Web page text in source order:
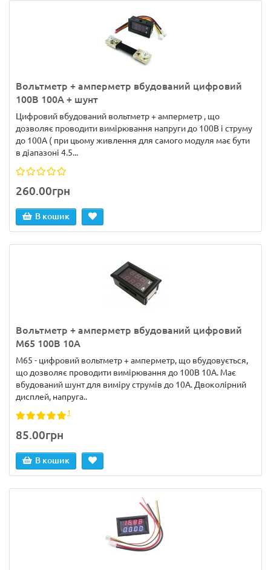
Вольтметр + амперметр вбудований цифровий
100В 100А + шунт
Цифровий вбудований вольтметр + амперметр , що
дозволяє проводити вимірювання напруги до 100В і струму
до 100А ( при цьому живлення для самого модуля має бути
в діапазоні 4.5...
260.00грн
В кошик
Вольтметр + амперметр вбудований цифровий
M65 100В 10А
M65 - цифровий вольтметр + амперметр, що вбудовується,
що дозволяє проводити вимірювання до 100В 10А. Має
вбудований шунт для виміру струмів до 10А. Двоколірний
дисплей, напруга..
1
85.00грн
В кошик